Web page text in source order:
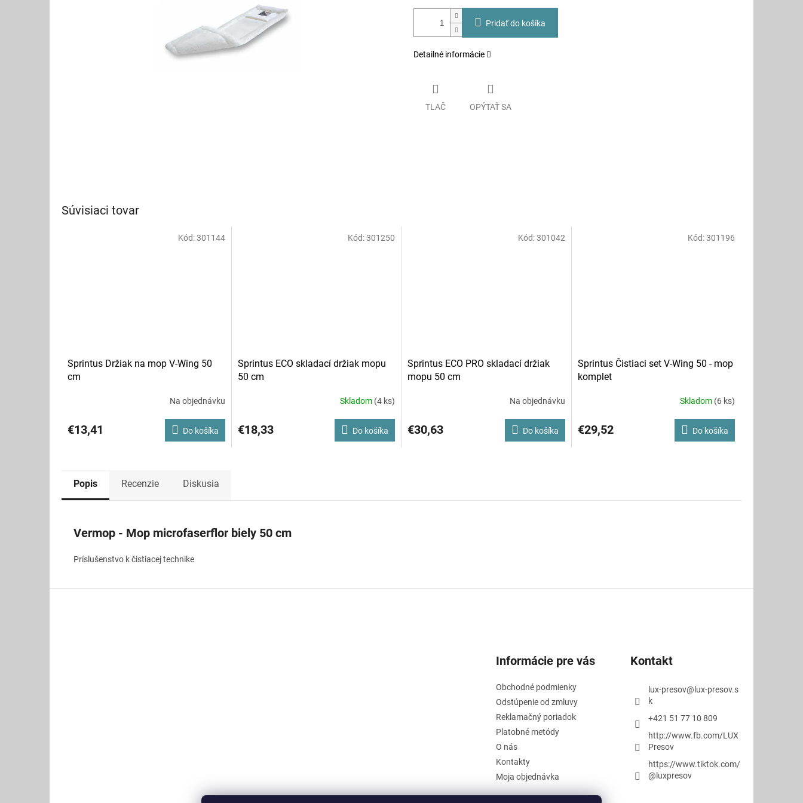
Pridať do košíka
Detailné informácie
TLAČ OPÝTAŤ SA
Súvisiaci tovar
Sprintus Držiak na mop V-Wing 50
cm
Na objednávku
€13,41 Do košíka
Kód:301144
Sprintus ECO skladací držiak mopu
50 cm
Skladom (4 ks)
€18,33 Do košíka
Kód:301250
Sprintus ECO PRO skladací držiak
mopu 50 cm
Na objednávku
€30,63 Do košíka
Kód:301042
Sprintus Čistiaci set V-Wing 50 - mop
komplet
Skladom (6 ks)
€29,52 Do košíka
Kód:301196
Popis Recenzie Diskusia
Vermop - Mop microfaserflor biely 50 cm
Príslušenstvo k čistiacej technike
Informácie pre vás
Obchodné podmienky
Odstúpenie od zmluvy
Reklamačný poriadok
Platobné metódy
O nás
Kontakty
Moja objednávka
Kontakt
lux-presov@lux-presov.s
k
+421 51 77 10 809
http://www.fb.com/LUX
Presov
https://www.tiktok.com/
@luxpresov